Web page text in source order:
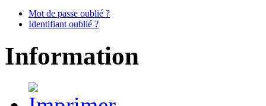
Mot de passe oublié ?
Identifiant oublié ?
Information